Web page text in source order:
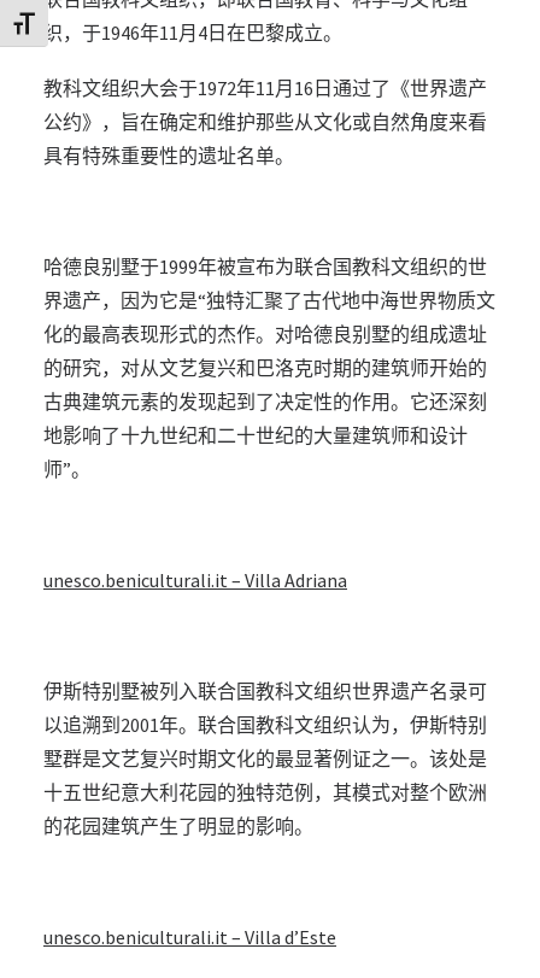
Toggle Font size
织，于1946年11月4日在巴黎成立。
教科文组织大会于1972年11月16日通过了《世界遗产
公约》，旨在确定和维护那些从文化或自然角度来看
具有特殊重要性的遗址名单。
哈德良别墅于1999年被宣布为联合国教科文组织的世
界遗产，因为它是“独特汇聚了古代地中海世界物质文
化的最高表现形式的杰作。对哈德良别墅的组成遗址
的研究，对从文艺复兴和巴洛克时期的建筑师开始的
古典建筑元素的发现起到了决定性的作用。它还深刻
地影响了十九世纪和二十世纪的大量建筑师和设计
师”。
unesco.beniculturali.it – Villa Adriana
伊斯特别墅被列入联合国教科文组织世界遗产名录可
以追溯到2001年。联合国教科文组织认为，伊斯特别
墅群是文艺复兴时期文化的最显著例证之一。该处是
十五世纪意大利花园的独特范例，其模式对整个欧洲
的花园建筑产生了明显的影响。
unesco.beniculturali.it – Villa d’Este